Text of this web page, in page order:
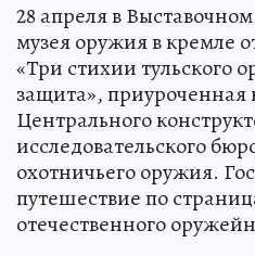
28 апреля в
музея оружия в кремле
«Три стихии тульского
защита», приуроченная
Центрального
исследовательского
охотничьего оружия.
путешествие по
отечественного